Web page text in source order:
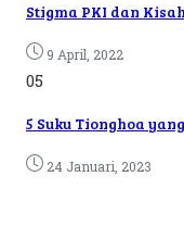
Stigma PKI dan
9 April, 2022
05
5 Suku Tionghoa
24 Januari, 2023